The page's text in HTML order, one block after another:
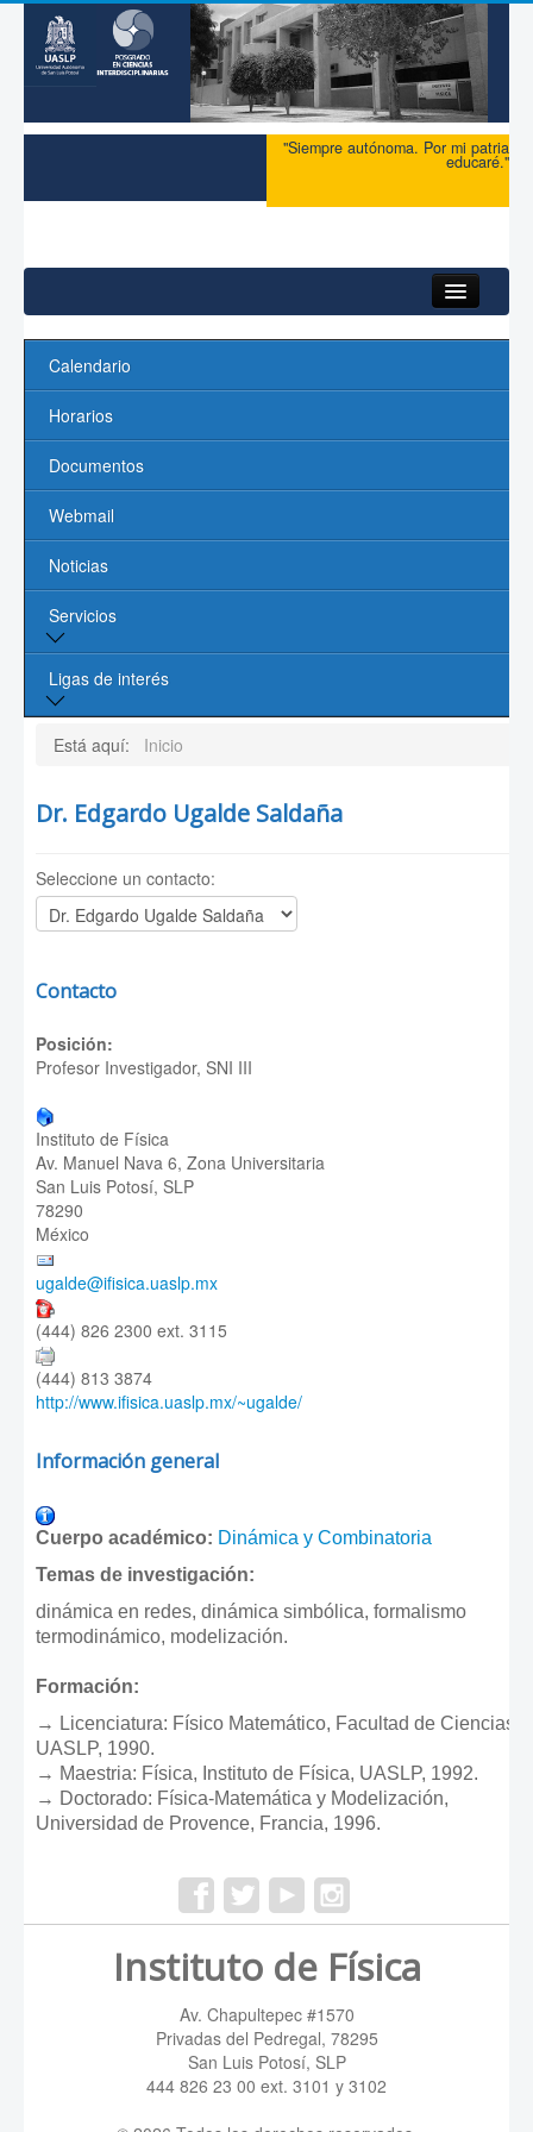
"Siempre autónoma. Por mi patria
educaré."
Inicio
Acerca del PCI
Maestría
Profesores
Líneas de Investigación
Contacto
Calendario
Horarios
Documentos
Webmail
Noticias
Servicios
Biblioteca
Ligas de interés
Página de la UASLP
Sociedad Mexicana de Física
Está aquí: Inicio
Dr. Edgardo Ugalde Saldaña
Seleccione un contacto:
Contacto
Posición:
Profesor Investigador, SNI III
Instituto de Física
Av. Manuel Nava 6, Zona Universitaria
San Luis Potosí, SLP
78290
México
ugalde@ifisica.uaslp.mx
(444) 826 2300 ext. 3115
(444) 813 3874
http://www.ifisica.uaslp.mx/~ugalde/
Información general
Cuerpo académico: Dinámica y Combinatoria
Temas de investigación:
dinámica en redes, dinámica simbólica, formalismo
termodinámico, modelización.
Formación:
→ Licenciatura: Físico Matemático, Facultad de Ciencias,
UASLP, 1990.
→ Maestria: Física, Instituto de Física, UASLP, 1992.
→ Doctorado: Física-Matemática y Modelización,
Universidad de Provence, Francia, 1996.
Instituto de Física
Av. Chapultepec #1570
Privadas del Pedregal, 78295
San Luis Potosí, SLP
444 826 23 00 ext. 3101 y 3102